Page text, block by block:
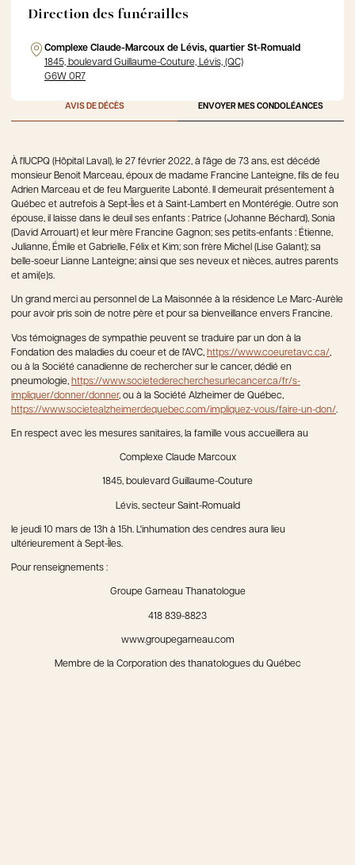
Direction des funérailles
Complexe Claude-Marcoux de Lévis, quartier St-Romuald
1845, boulevard Guillaume-Couture, Lévis, (QC)
G6W 0R7
AVIS DE DÉCÈS ENVOYER MES CONDOLÉANCES
À l'IUCPQ (Hôpital Laval), le 27 février 2022, à l'âge de 73 ans, est décédé
monsieur Benoit Marceau, époux de madame Francine Lanteigne, fils de feu
Adrien Marceau et de feu Marguerite Labonté. Il demeurait présentement à
Québec et autrefois à Sept-Îles et à Saint-Lambert en Montérégie. Outre son
épouse, il laisse dans le deuil ses enfants : Patrice (Johanne Béchard), Sonia
(David Arrouart) et leur mère Francine Gagnon; ses petits-enfants : Étienne,
Julianne, Émile et Gabrielle, Félix et Kim; son frère Michel (Lise Galant); sa
belle-soeur Lianne Lanteigne; ainsi que ses neveux et nièces, autres parents
et ami(e)s.
Un grand merci au personnel de La Maisonnée à la résidence Le Marc-Aurèle
pour avoir pris soin de notre père et pour sa bienveillance envers Francine.
Vos témoignages de sympathie peuvent se traduire par un don à la
Fondation des maladies du coeur et de l'AVC, https://www.coeuretavc.ca/,
ou à la Société canadienne de rechercher sur le cancer, dédié en
pneumologie, https://www.societederecherchesurlecancer.ca/fr/s-
impliquer/donner/donner, ou à la Société Alzheimer de Québec,
https://www.societealzheimerdequebec.com/impliquez-vous/faire-un-don/.
En respect avec les mesures sanitaires, la famille vous accueillera au
Complexe Claude Marcoux
1845, boulevard Guillaume-Couture
Lévis, secteur Saint-Romuald
le jeudi 10 mars de 13h à 15h. L'inhumation des cendres aura lieu
ultérieurement à Sept-Îles.
Pour renseignements :
Groupe Garneau Thanatologue
418 839-8823
www.groupegarneau.com
Membre de la Corporation des thanatologues du Québec